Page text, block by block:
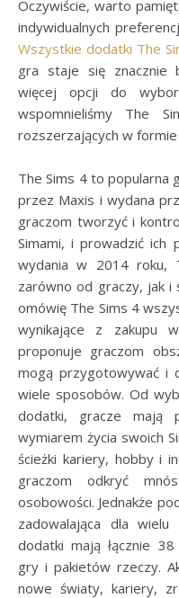
Oczywiście, warto
indywidualnych
Wszystkie dodatki The
gra staje się znacznie
więcej opcji do
wspomnieliśmy The
rozszerzających w formie
The Sims 4 to popularna
przez Maxis i wydana
graczom tworzyć i
Simami, i prowadzić ich
wydania w 2014 roku,
zarówno od graczy, jak i
omówię The Sims 4
wynikające z zakupu
proponuje graczom
mogą przygotowywać i
wiele sposobów. Od
dodatki, gracze mają
wymiarem życia swoich
ścieżki kariery, hobby i
graczom odkryć
osobowości. Jednakże
zadowalająca dla
dodatki mają łącznie
gry i pakietów rzeczy.
nowe światy, kariery,